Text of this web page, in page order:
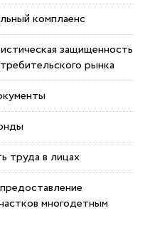
комплаенс
защищенность
рынка
труда в лицах
многодетным